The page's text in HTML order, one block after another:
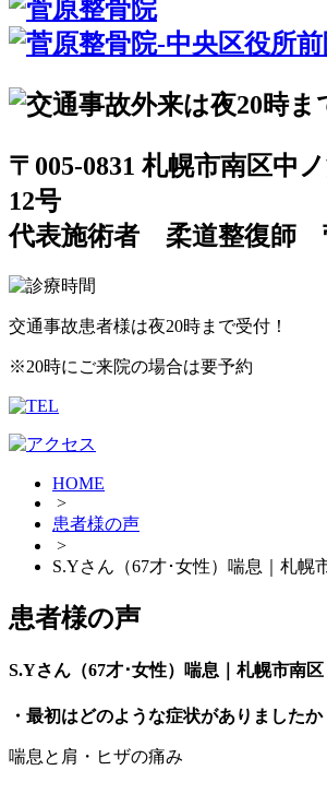
〒005-0831 札幌市南区中
12号
代表施術者 柔道整復師
交通事故患者様は夜20時まで受付！
※20時にご来院の場合は要予約
HOME
>
患者様の声
>
S.Yさん（67才･女性）喘息｜札幌
患者様の声
S.Yさん（67才･女性）喘息｜札幌市南
・最初はどのような症状がありましたか
喘息と肩・ヒザの痛み